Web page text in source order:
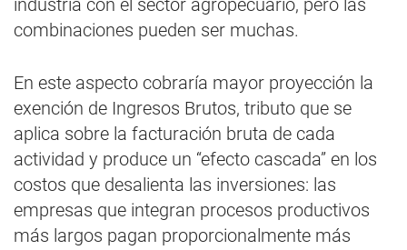
industria con el sector agropecuario, pero las
combinaciones pueden ser muchas.
En este aspecto cobraría mayor proyección la
exención de Ingresos Brutos, tributo que se
aplica sobre la facturación bruta de cada
actividad y produce un “efecto cascada” en los
costos que desalienta las inversiones: las
empresas que integran procesos productivos
más largos pagan proporcionalmente más